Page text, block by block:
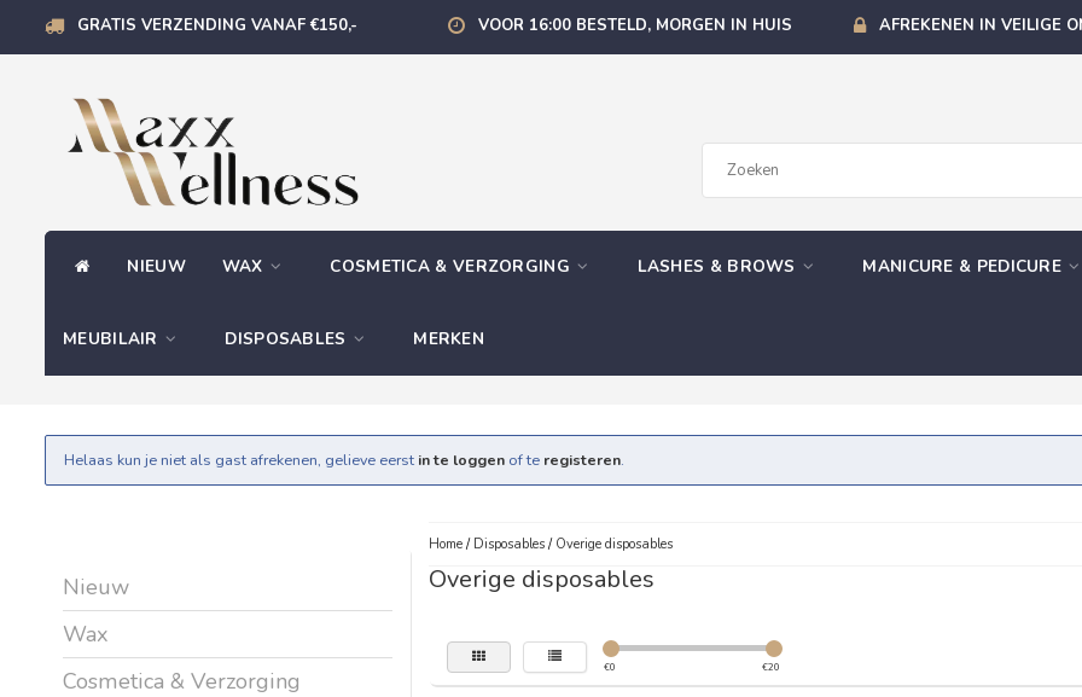
GRATIS VERZENDING VANAF €150,- VOOR 16:00 BESTELD, MORGEN IN HUIS AFREKENEN IN VEILIGE
NIEUW WAX COSMETICA & VERZORGING LASHES & BROWS MANICURE & PEDICURE
MEUBILAIR DISPOSABLES MERKEN
Helaas kun je niet als gast afrekenen, gelieve eerst in te loggen of te registeren.
Nieuw
Wax
Cosmetica & Verzorging
Home/ Disposables/ Overige disposables
Overige disposables
€0 €20